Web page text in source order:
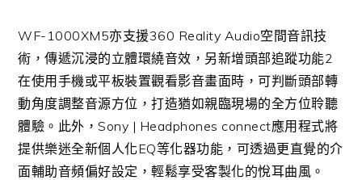
WF-1000XM5亦支援360 Reality Audio空間音訊技
術，傳遞沉浸的立體環繞音效，另新增頭部追蹤功能2
在使用手機或平板裝置觀看影音畫面時，可判斷頭部轉
動角度調整音源方位，打造猶如親臨現場的全方位聆聽
體驗。此外，Sony | Headphones connect應用程式將
提供樂迷全新個人化EQ等化器功能，可透過更直覺的介
面輔助音頻偏好設定，輕鬆享受客製化的悅耳曲風。